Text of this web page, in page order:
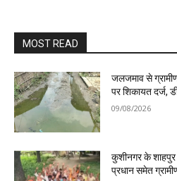
MOST READ
जलजमाव से
पर शिकायत दर्ज,
09/08/2026
कुशीनगर के
प्रधान समेत